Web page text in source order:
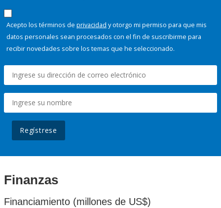
Acepto los términos de privacidad y otorgo mi permiso para que mis
datos personales sean procesados con el fin de suscribirme para
recibir novedades sobre los temas que he seleccionado.
Regístrese
Finanzas
Financiamiento (millones de US$)